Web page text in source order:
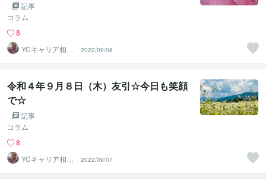
記事
コラム
8
YCキャリア相談
2022/09/08
令和４年９月８日（木）友引☆今日も笑顔
で☆
記事
コラム
8
YCキャリア相談
2022/09/07